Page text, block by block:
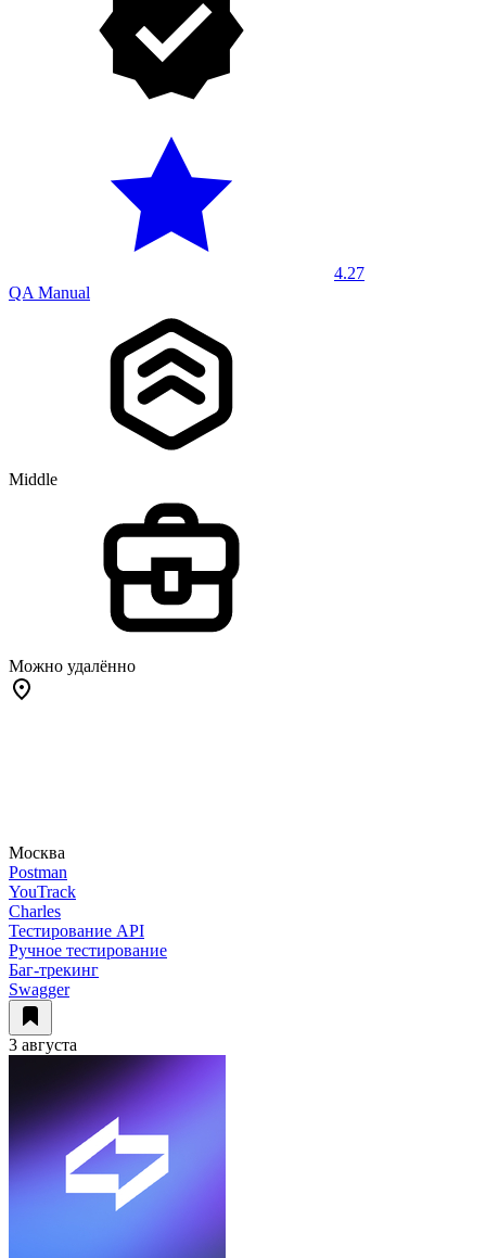
4.27
QA Manual
Middle
Можно удалённо
Москва
Postman
YouTrack
Charles
Тестирование API
Ручное тестирование
Баг-трекинг
Swagger
3 августа